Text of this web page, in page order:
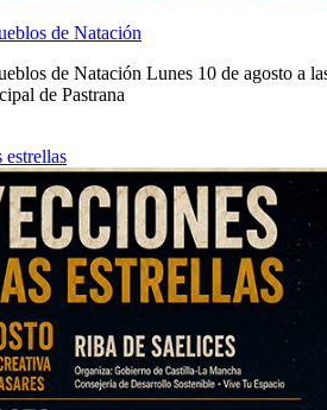
de Natación
de Natación Lunes 10 de agosto a
de Pastrana